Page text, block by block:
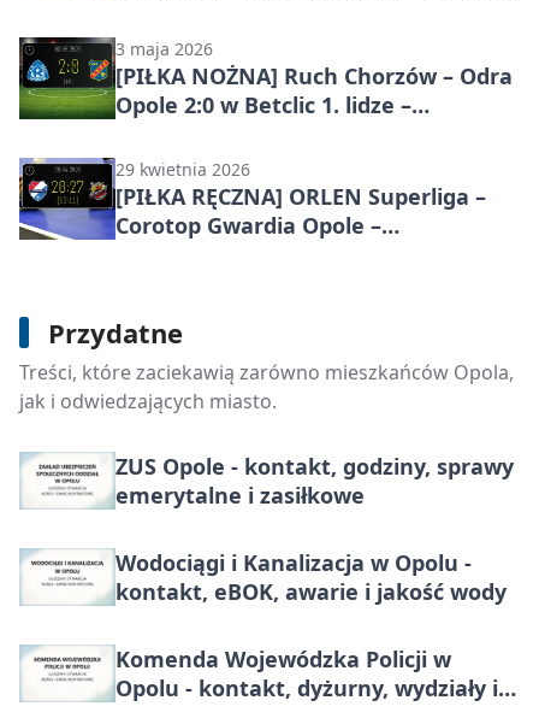
lepsi w 25. kolejce
3 maja 2026
[PIŁKA NOŻNA] Ruch Chorzów – Odra
Opole 2:0 w Betclic 1. lidze –
29 kwietnia 2026
[PIŁKA RĘCZNA] ORLEN Superliga –
Corotop Gwardia Opole –
Przydatne
Treści, które zaciekawią zarówno mieszkańców Opola,
jak i odwiedzających miasto.
Wojewódzki Inspektorat Inspekcji
Handlowej w Opolu - kontakt, godziny
i zakres działań
ZUS Opole - kontakt, godziny, sprawy
emerytalne i zasiłkowe
Wodociągi i Kanalizacja w Opolu -
kontakt, eBOK, awarie i jakość wody
Komenda Wojewódzka Policji w
Opolu - kontakt, dyżurny, wydziały i